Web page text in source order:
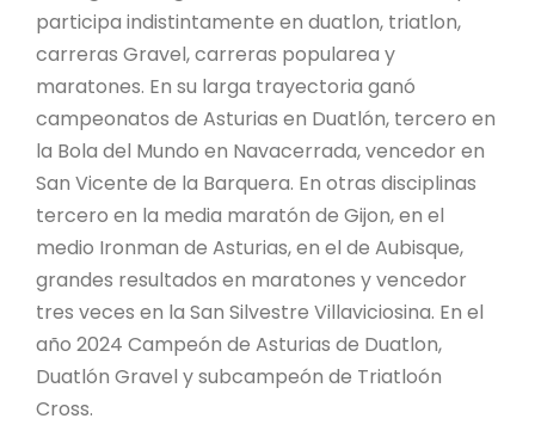
participa indistintamente en duatlon, triatlon,
carreras Gravel, carreras popularea y
maratones. En su larga trayectoria ganó
campeonatos de Asturias en Duatlón, tercero en
la Bola del Mundo en Navacerrada, vencedor en
San Vicente de la Barquera. En otras disciplinas
tercero en la media maratón de Gijon, en el
medio Ironman de Asturias, en el de Aubisque,
grandes resultados en maratones y vencedor
tres veces en la San Silvestre Villaviciosina. En el
año 2024 Campeón de Asturias de Duatlon,
Duatlón Gravel y subcampeón de Triatloón
Cross.